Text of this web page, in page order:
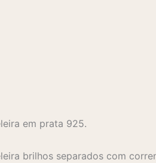
em prata 925.
brilhos separados com